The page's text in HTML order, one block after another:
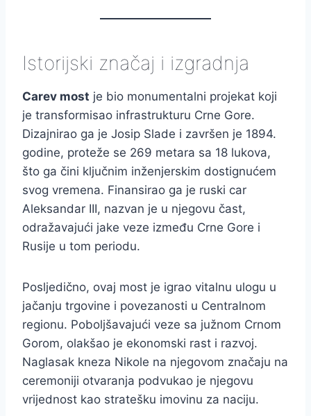
Istorijski značaj i izgradnja
Carev most je bio monumentalni projekat koji
je transformisao infrastrukturu Crne Gore.
Dizajnirao ga je Josip Slade i završen je 1894.
godine, proteže se 269 metara sa 18 lukova,
što ga čini ključnim inženjerskim dostignućem
svog vremena. Finansirao ga je ruski car
Aleksandar III, nazvan je u njegovu čast,
odražavajući jake veze između Crne Gore i
Rusije u tom periodu.
Posljedično, ovaj most je igrao vitalnu ulogu u
jačanju trgovine i povezanosti u Centralnom
regionu. Poboljšavajući veze sa južnom Crnom
Gorom, olakšao je ekonomski rast i razvoj.
Naglasak kneza Nikole na njegovom značaju na
ceremoniji otvaranja podvukao je njegovu
vrijednost kao stratešku imovinu za naciju.